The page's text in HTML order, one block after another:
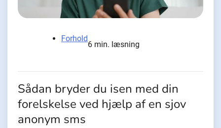
Forhold
6 min. læsning
Sådan bryder du isen med din
forelskelse ved hjælp af en sjov
anonym sms